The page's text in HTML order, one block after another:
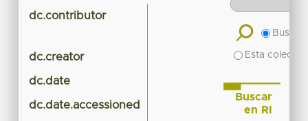
dc.contributor
dc.creator
dc.date
dc.date.accessioned
Buscar
Esta
Buscar
en RI